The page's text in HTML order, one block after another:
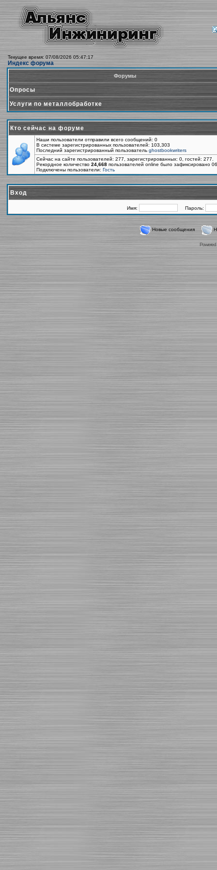
Текущее время: 07/08/2026 05:47:17
Индекс форума
Форумы
Опросы
Услуги по металлобработке
Кто сейчас на форуме
Наши пользователи отправили всего сообщений: 0
В системе зарегистрированных пользователей: 103,303
Последний зарегистрированный пользователь ghostbookwriters
Сейчас на сайте пользователей: 277, зарегистрированных: 0, гостей:
Рекордное количество 24,668 пользователей online было зафиксировано
Подключены пользователи: Гость
Вход
Имя: Пароль:
Новые сообщения